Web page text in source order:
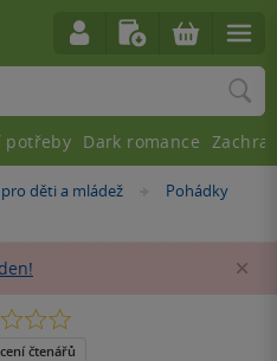
děti a mládež »Pohádky
čtenářů
potřeby Dark romance